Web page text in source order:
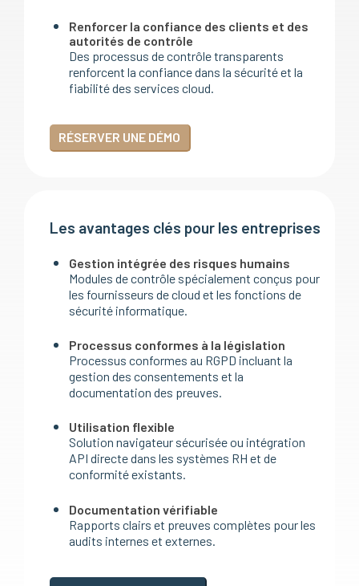
Renforcer la confiance des clients et des
autorités de contrôle
Des processus de contrôle transparents
renforcent la confiance dans la sécurité et la
fiabilité des services cloud.
RÉSERVER UNE DÉMO
Les avantages clés pour les entreprises
Gestion intégrée des risques humains
Modules de contrôle spécialement conçus pour
les fournisseurs de cloud et les fonctions de
sécurité informatique.
Processus conformes à la législation
Processus conformes au RGPD incluant la
gestion des consentements et la
documentation des preuves.
Utilisation flexible
Solution navigateur sécurisée ou intégration
API directe dans les systèmes RH et de
conformité existants.
Documentation vérifiable
Rapports clairs et preuves complètes pour les
audits internes et externes.